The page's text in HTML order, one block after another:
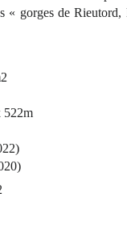
« gorges de Rieutord,
522m